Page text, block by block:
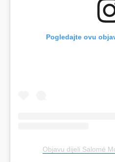
Pogledajte ovu
Objavu dijeli Salomé